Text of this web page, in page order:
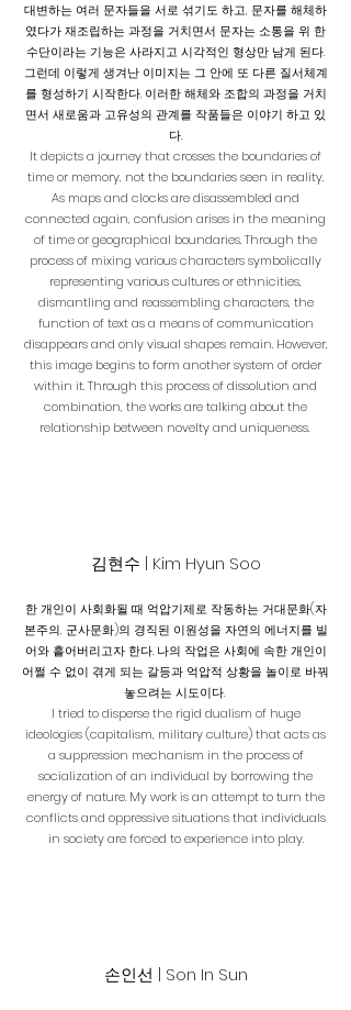
대변하는 여러 문자들을 서로 섞기도 하고, 문자를 해체하
였다가 재조립하는 과정을 거치면서 문자는 소통을 위 한
수단이라는 기능은 사라지고 시각적인 형상만 남게 된다.
그런데 이렇게 생겨난 이미지는 그 안에 또 다른 질서체계
를 형성하기 시작한다. 이러한 해체와 조합의 과정을 거치
면서 새로움과 고유성의 관계를 작품들은 이야기 하고 있
다.
It depicts a journey that crosses the boundaries of
time or memory, not the boundaries seen in reality.
As maps and clocks are disassembled and
connected again, confusion arises in the meaning
of time or geographical boundaries. Through the
process of mixing various characters symbolically
representing various cultures or ethnicities,
dismantling and reassembling characters, the
function of text as a means of communication
disappears and only visual shapes remain. However,
this image begins to form another system of order
within it. Through this process of dissolution and
combination, the works are talking about the
relationship between novelty and uniqueness.
​김현수 | Kim Hyun Soo
한 개인이 사회화될 때 억압기제로 작동하는 거대문화(자
본주의, 군사문화)의 경직된 이원성을 자연의 에너지를 빌
어와 흩어버리고자 한다. 나의 작업은 사회에 속한 개인이
어쩔 수 없이 겪게 되는 갈등과 억압적 상황을 놀이로 바꿔
놓으려는 시도이다.
I tried to disperse the rigid dualism of huge
ideologies (capitalism, military culture) that acts as
a suppression mechanism in the process of
socialization of an individual by borrowing the
energy of nature. My work is an attempt to turn the
conflicts and oppressive situations that individuals
in society are forced to experience into play.
손인선 | Son In Sun